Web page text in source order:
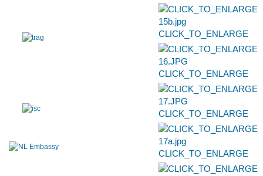
CLICK_TO_ENLARGE
CLICK_TO_ENLARGE
CLICK_TO_ENLARGE
CLICK_TO_ENLARGE